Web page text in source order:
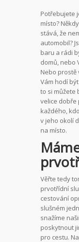
Potřebujete
místo?
stává, že
automobil?
baru a rádi
domů, nebo
Nebo prostě
Vám hodí
to si můžete
velice dobře
každého,
v jeho okolí
na místo.
Věřte tedy
prvotřídní
cestování
slušném
snažíme
poskytnout
pro cestu.